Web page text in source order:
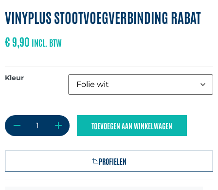
VINYPLUS STOOTVOEGVERBINDING RABAT
€9,90 INCL. BTW
Kleur
TOEVOEGEN AAN WINKELWAGEN
PROFIELEN